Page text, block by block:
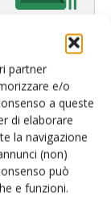
partner
e/o
a queste
di elaborare
la navigazione
(non)
può
e funzioni.
o un